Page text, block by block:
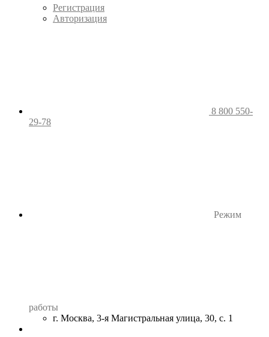
Регистрация
Авторизация
8 800 550-
29-78
Режим
работы
г. Москва, 3-я Магистральная улица, 30, с. 1